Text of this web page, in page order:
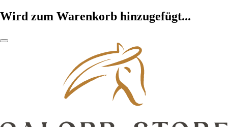
Wird zum Warenkorb hinzugefügt...